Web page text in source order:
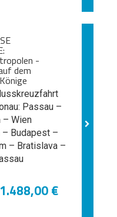
-
dem
Passau –
– Wien
Budapest –
– Bratislava –
1.488,00 €